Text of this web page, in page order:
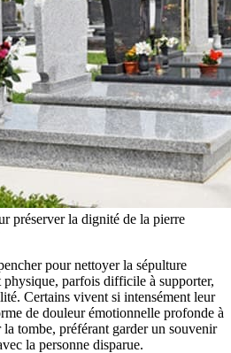
préserver la dignité de la pierre
pour nettoyer la sépulture
parfois difficile à supporter,
Certains vivent si intensément leur
de douleur émotionnelle profonde à
la tombe, préférant garder un souvenir
la personne disparue.